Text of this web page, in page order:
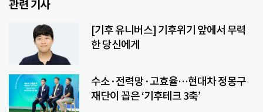
관련 기사
[기후 유니버스] 기후위기 앞에서 무력
한 당신에게
수소·전력망·고효율…현대차 정몽구
재단이 꼽은 ‘기후테크 3축’